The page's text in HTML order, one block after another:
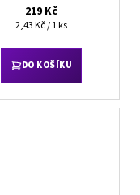
219 Kč
Měrná
2,43 Kč / 1 ks
DO KOŠÍKU